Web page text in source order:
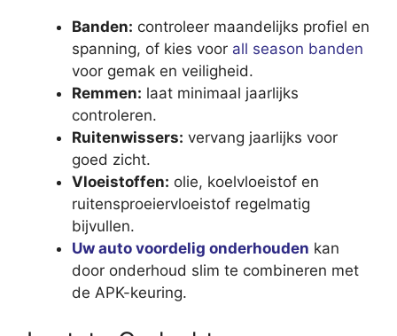
Banden: controleer maandelijks profiel en
spanning, of kies voor all season banden
voor gemak en veiligheid.
Remmen: laat minimaal jaarlijks
controleren.
Ruitenwissers: vervang jaarlijks voor
goed zicht.
Vloeistoffen: olie, koelvloeistof en
ruitensproeiervloeistof regelmatig
bijvullen.
Uw auto voordelig onderhouden kan
door onderhoud slim te combineren met
de APK-keuring.